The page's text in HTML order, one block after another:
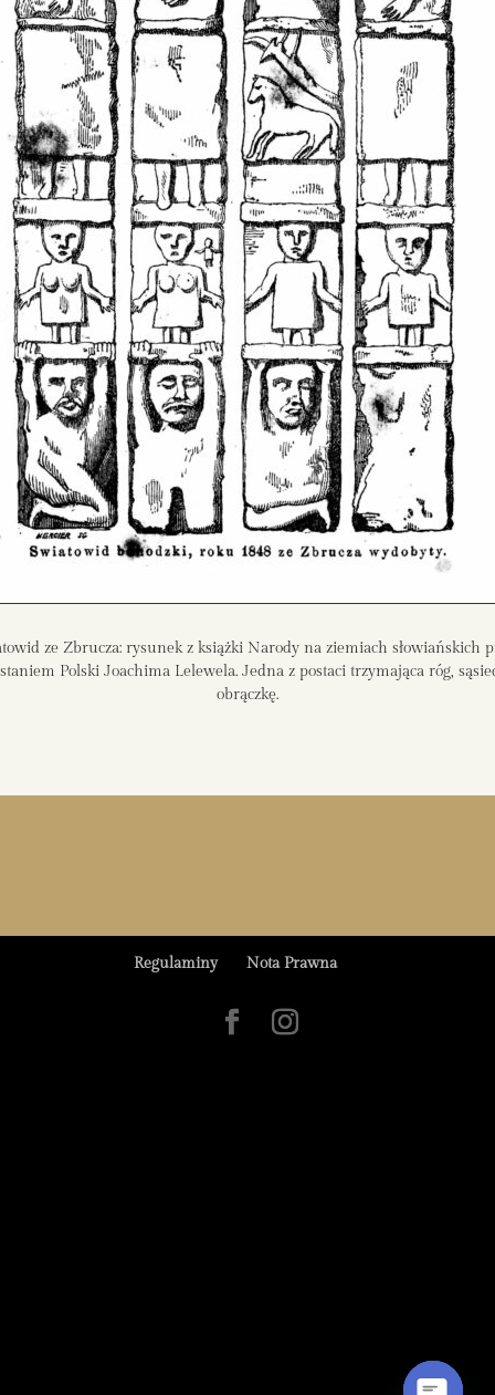
ze Zbrucza: rysunek z książki Narody na ziemiach słowiańskich
Polski Joachima Lelewela. Jedna z postaci trzymająca róg,
obrączkę.
Regulaminy Nota Prawna